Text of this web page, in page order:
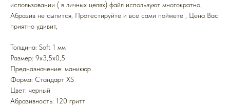
использовании ( в личных целях) файл используют многократно,
Абразив не сыпится, Протестируйте и все сами поймете , Цена Вас
приятно удивит,
Толщина: Soft 1 мм
Размер: 9x3,5x0,5
Предназначение: маникюр
Форма: Стандарт XS
Цвет: черный
Абразивность: 120 гритт